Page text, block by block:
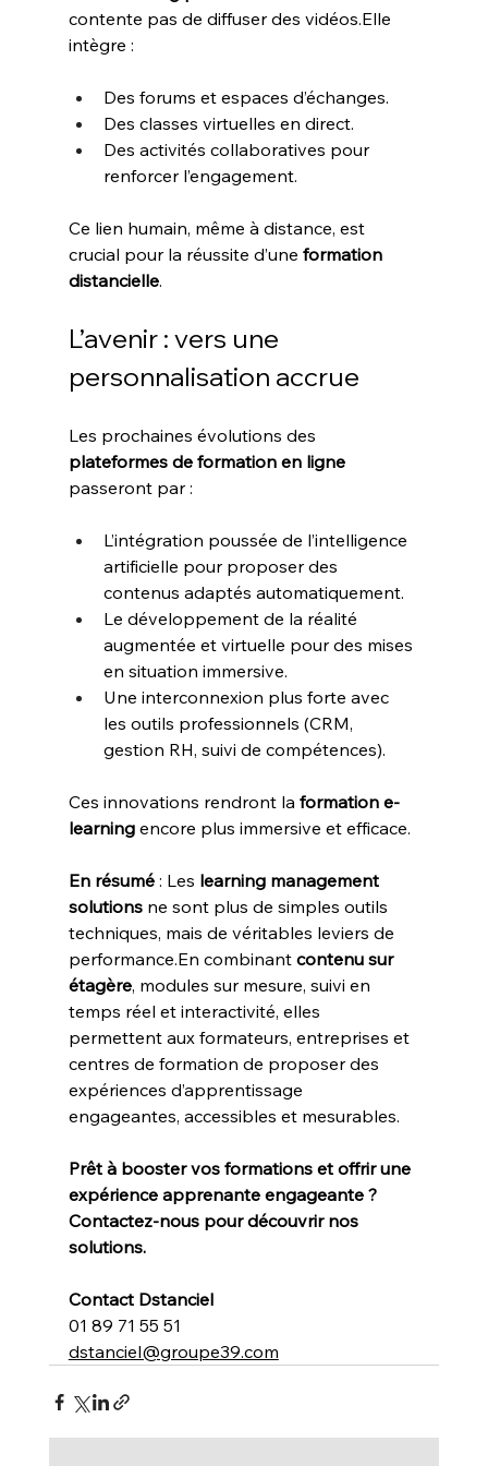
contente pas de diffuser des vidéos.Elle
intègre :
Des forums et espaces d’échanges.
Des classes virtuelles en direct.
Des activités collaboratives pour
renforcer l’engagement.
Ce lien humain, même à distance, est
crucial pour la réussite d’une formation
distancielle.
L’avenir : vers une
personnalisation accrue
Les prochaines évolutions des
plateformes de formation en ligne
passeront par :
L’intégration poussée de l’intelligence
artificielle pour proposer des
contenus adaptés automatiquement.
Le développement de la réalité
augmentée et virtuelle pour des mises
en situation immersive.
Une interconnexion plus forte avec
les outils professionnels (CRM,
gestion RH, suivi de compétences).
Ces innovations rendront la formation e-
learning encore plus immersive et efficace.
En résumé : Les learning management
solutions ne sont plus de simples outils
techniques, mais de véritables leviers de
performance.En combinant contenu sur
étagère, modules sur mesure, suivi en
temps réel et interactivité, elles
permettent aux formateurs, entreprises et
centres de formation de proposer des
expériences d’apprentissage
engageantes, accessibles et mesurables.
Prêt à booster vos formations et offrir une
expérience apprenante engageante ?
Contactez-nous pour découvrir nos
solutions.
Contact Dstanciel
01 89 71 55 51
dstanciel@groupe39.com